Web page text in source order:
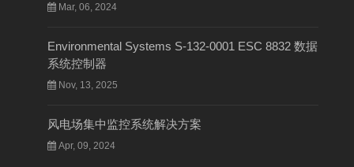
Mar, 06, 2024
Environmental Systems S-132-0001 ESC 8832 数据
系统控制器
Nov, 13, 2025
风电场集中监控系统解决方案
Apr, 09, 2024